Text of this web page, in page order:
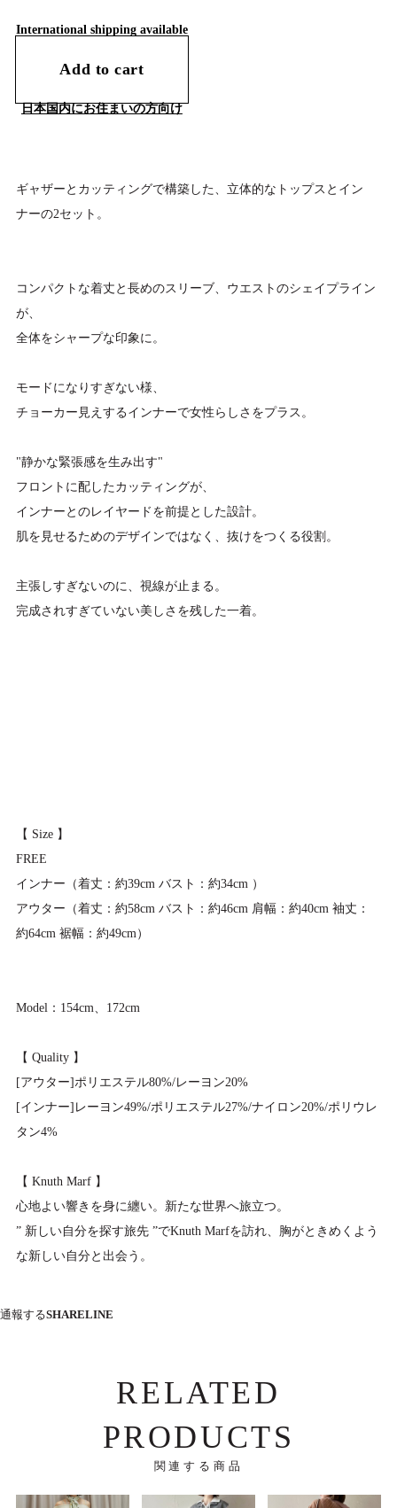
International shipping available
Add to cart
日本国内にお住まいの方向け
ギャザーとカッティングで構築した、立体的なトップスとイン
ナーの2セット。
コンパクトな着丈と長めのスリーブ、ウエストのシェイプライン
が、
全体をシャープな印象に。
モードになりすぎない様、
チョーカー見えするインナーで女性らしさをプラス。
"静かな緊張感を生み出す"
フロントに配したカッティングが、
インナーとのレイヤードを前提とした設計。
肌を見せるためのデザインではなく、抜けをつくる役割。
主張しすぎないのに、視線が止まる。
完成されすぎていない美しさを残した一着。
【 Size 】
FREE
インナー（着丈：約39cm バスト：約34cm ）
アウター（着丈：約58cm バスト：約46cm 肩幅：約40cm 袖丈：
約64cm 裾幅：約49cm）
Model：154cm、172cm
【 Quality 】
[アウター]ポリエステル80%/レーヨン20%
[インナー]レーヨン49%/ポリエステル27%/ナイロン20%/ポリウレ
タン4%
【 Knuth Marf 】
心地よい響きを身に纏い。新たな世界へ旅立つ。
” 新しい自分を探す旅先 ”でKnuth Marfを訪れ、胸がときめくよう
な新しい自分と出会う。
通報するSHARELINE
RELATED
PRODUCTS
関連する商品